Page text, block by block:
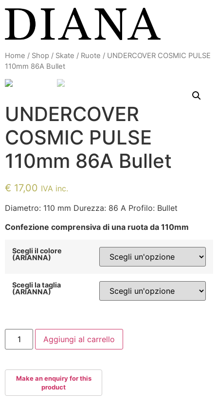
contenuto
Home / Shop / Skate / Ruote / UNDERCOVER COSMIC PULSE
110mm 86A Bullet
UNDERCOVER
COSMIC PULSE
110mm 86A Bullet
€ 17,00 IVA inc.
Diametro: 110 mm Durezza: 86 A Profilo: Bullet
Confezione comprensiva di una ruota da 110mm
Scegli il colore
(ARIANNA)
Scegli la taglia
(ARIANNA)
UNDERCOVER
COSMIC
PULSE
Bullet
quantità
Aggiungi al carrello